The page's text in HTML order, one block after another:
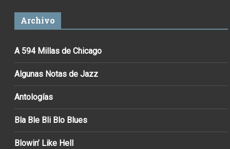
Archivo
A 594 Millas de Chicago
Algunas Notas de Jazz
Antologías
Bla Ble Bli Blo Blues
Blowin’ Like Hell